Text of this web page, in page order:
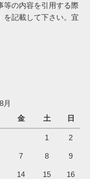
等の内容を引用する際
を記載して下さい。宜
月
金 土 日
1 2
7 8 9
14 15 16